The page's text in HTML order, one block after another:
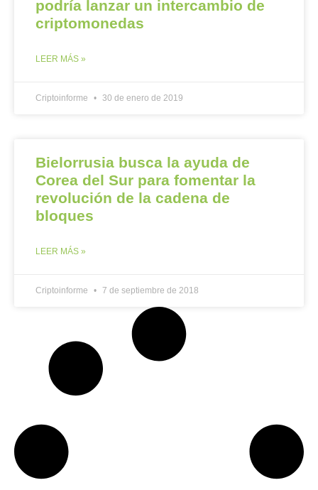
podría lanzar un intercambio de
criptomonedas
LEER MÁS »
Criptoinforme 30 de enero de 2019
Bielorrusia busca la ayuda de
Corea del Sur para fomentar la
revolución de la cadena de
bloques
LEER MÁS »
Criptoinforme 7 de septiembre de 2018